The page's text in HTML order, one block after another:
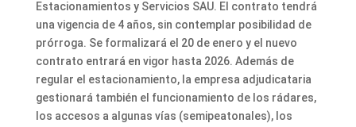
Estacionamientos y Servicios SAU. El contrato tendrá
una vigencia de 4 años, sin contemplar posibilidad de
prórroga. Se formalizará el 20 de enero y el nuevo
contrato entrará en vigor hasta 2026. Además de
regular el estacionamiento, la empresa adjudicataria
gestionará también el funcionamiento de los rádares,
los accesos a algunas vías (semipeatonales), los